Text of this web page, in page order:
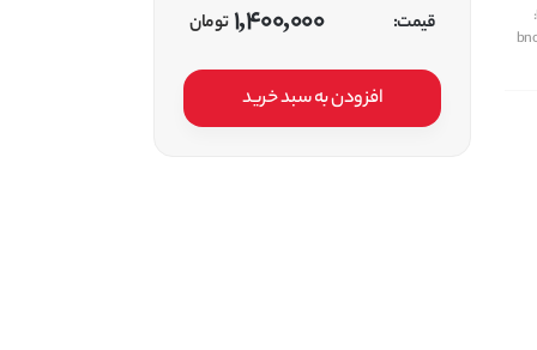
قیمت: 1,400,000 تومان
افزودن به سبد خرید